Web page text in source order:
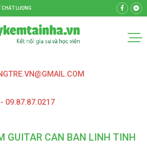
CHẤT LƯỢNG
09.87.87.0217
GUITAR CAN BAN LINH TINH